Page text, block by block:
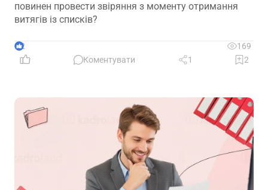
повинен провести звіряння з моменту отримання
витягів із списків?
2
169
Коментувати
1 2